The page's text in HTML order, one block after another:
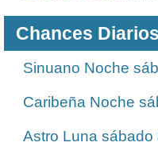
Chances Diarios
Sinuano Noche
Caribeña Noche
Astro Luna